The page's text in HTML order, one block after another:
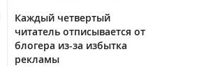
Каждый четвертый
читатель отписывается от
блогера из-за избытка
рекламы